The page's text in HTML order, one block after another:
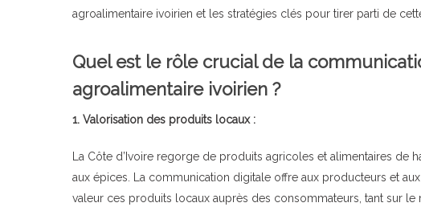
agroalimentaire ivoirien et les stratégies clés pour tirer parti de
Quel est le rôle crucial de la
agroalimentaire ivoirien ?
1. Valorisation des produits locaux :
La Côte d’Ivoire regorge de produits agricoles et alimentaires de
aux épices. La communication digitale offre aux producteurs et
valeur ces produits locaux auprès des consommateurs, tant sur le